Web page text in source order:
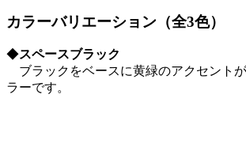
カラーバリエーション（全3色）
◆スペースブラック
ブラックをベースに黄緑のアクセント
ラーです。